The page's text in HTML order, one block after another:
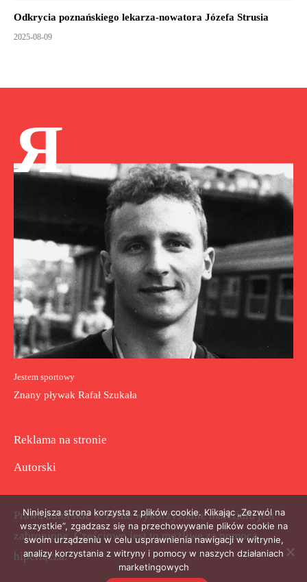
Odkrycia poznańskiego lekarza-nowatora Józefa Strusia
2025-08-09
Я
Jestem sportowy
Znany pływak Rafał Szukała
Reklama na stronie
Autorski
Prawa autorskie © Pełne wykorzystanie materiału jest
zabronione. Częściowo jest to możliwe za pomocą
hiperłącza.
Niniejsza strona korzysta z plików cookie. Klikając „Zezwól na
wszystkie”, zgadzasz się na przechowywanie plików cookie na
swoim urządzeniu w celu usprawnienia nawigacji w witrynie,
analizy korzystania z witryny i pomocy w naszych działaniach
marketingowych